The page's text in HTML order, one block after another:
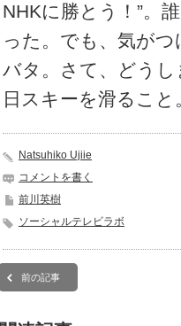
NHKに勝とう！”。
った。でも、気が
バタ。さて、どう
日スキーを滑ること
Natsuhiko Ujiie
コメントを書く
前川英樹
ソーシャルテレビラボ
前の記事